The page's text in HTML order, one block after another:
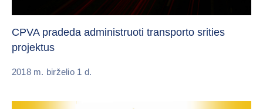
CPVA pradeda administruoti transporto srities
projektus
2018 m. birželio 1 d.